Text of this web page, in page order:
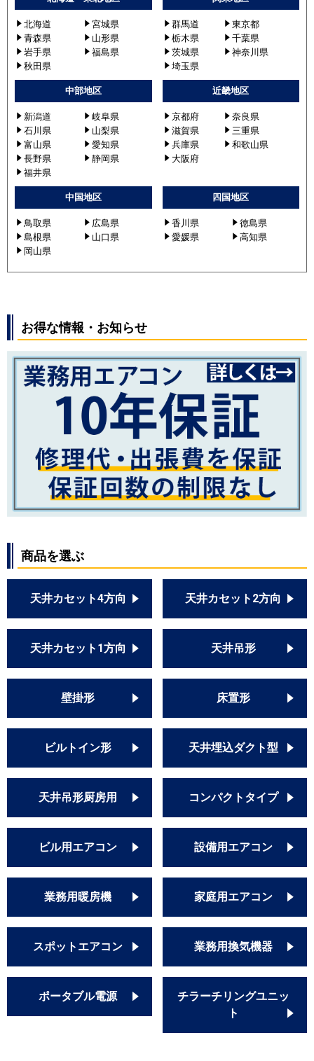
北海道
宮城県
青森県
山形県
岩手県
福島県
秋田県
群馬道
東京都
栃木県
千葉県
茨城県
神奈川県
埼玉県
中部地区
新潟道
岐阜県
石川県
山梨県
富山県
愛知県
長野県
静岡県
福井県
近畿地区
京都府
奈良県
滋賀県
三重県
兵庫県
和歌山県
大阪府
中国地区
鳥取県
広島県
島根県
山口県
岡山県
四国地区
香川県
徳島県
愛媛県
高知県
お得な情報・お知らせ
商品を選ぶ
天井カセット4方向 天井カセット2方向
天井カセット1方向 天井吊形
壁掛形 床置形
ビルトイン形 天井埋込ダクト型
天井吊形厨房用 コンパクトタイプ
ビル用エアコン 設備用エアコン
業務用暖房機 家庭用エアコン
スポットエアコン 業務用換気機器
ポータブル電源
チラーチリングユニッ
ト